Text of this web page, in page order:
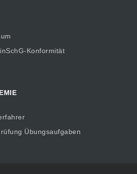
Konformität
Übungsaufgaben